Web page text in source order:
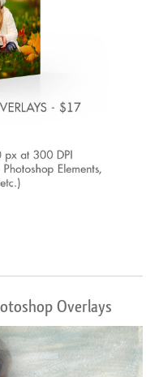
Overlays